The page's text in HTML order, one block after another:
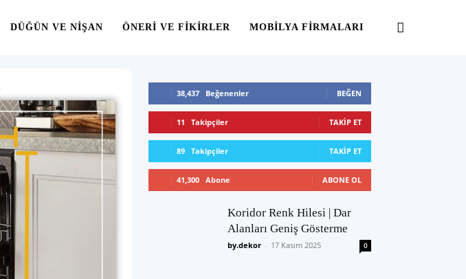
DÜĞÜN VE NIŞAN ÖNERI VE FIKIRLER MOBILYA FIRMALARI
38,437 Beğenenler BEĞEN
11 Takipçiler TAKIP ET
89 Takipçiler TAKIP ET
41,300 Abone ABONE OL
Koridor Renk Hilesi | Dar
Alanları Geniş Gösterme
by.dekor - 17 Kasım 2025 0